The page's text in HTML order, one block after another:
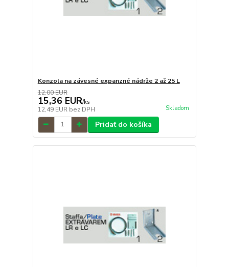
Konzola na závesné expanzné nádrže 2 až 25 L
12,00 EUR
15,36 EUR/ks
12,49 EUR bez DPH Skladom
Pridať do košíka